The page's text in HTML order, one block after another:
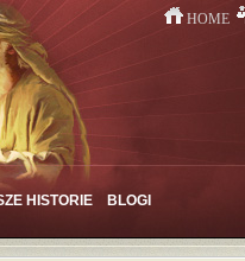
HOME
HISTORIE BLOGI